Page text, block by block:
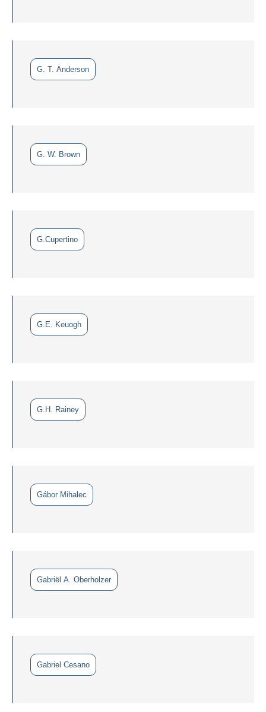
G. T. Anderson
G. W. Brown
G.Cupertino
G.E. Keuogh
G.H. Rainey
Gábor Mihalec
Gabriël A. Oberholzer
Gabriel Cesano